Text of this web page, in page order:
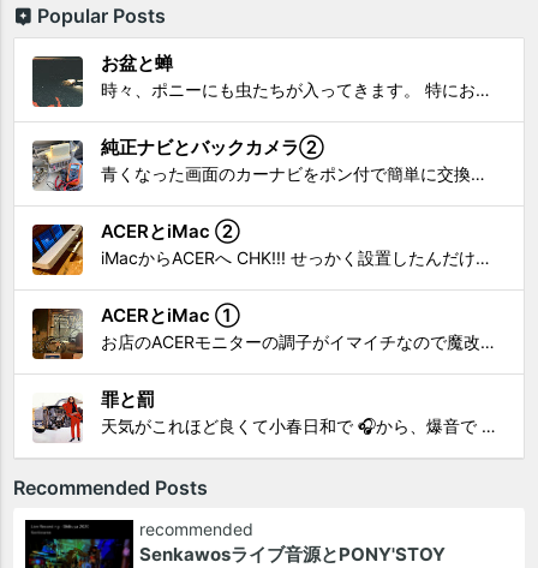
Popular Posts
お盆と蝉
時々、ポニーにも虫たちが入ってきます。 特にお盆の頃はどの虫かと気になり探してしまう。 今まではキリギリスやすいっちょん、今思えば今年は蝉だったのかな。
純正ナビとバックカメラ②
青くなった画面のカーナビをポン付で簡単に交換、出来ると思っていたら意外と闇多め!!!なDAY①から続く今回は、DAY②。 テスターで調べてみたのだが、結果的にバックカメラからナビ裏まで来てる、配線を見つけることが出来なかった前回。気付けば闇w。 さてさて、この頃のDVDナビ的なT...
ACERとiMac ②
iMacからACERへ CHK!!! せっかく設置したんだけど〜 画面が真っ暗じゃしょうがないわな。 元のACERモニターを再度、設置🔥 画面のチラツキ、乱れなど不具合、多めですが 見れないより良い。 iMacへ繋いだ時、疑問があった。 せっかくの解像度を生かしてないこと。 2...
ACERとiMac ①
お店のACERモニターの調子がイマイチなので魔改造したiMacと入れ替え 外は豪雨、何処へも行かない火曜。 コツコツ作業スタートです!!! CHK!!! 何年かぶりにモニターを降ろした。 配線がぐちゃぐちゃ😂 要らないケーブルなど、使っていない部材などなど片付けて、拭き掃除w。...
罪と罰
天気がこれほど良くて小春日和で 🎧から、爆音で この曲しかない。 ループ・リピート再生。 CHK!!! ちなみに自分。 60歳になったら、この色でW114 乗っていたいですね。 罪と罰 PV このミュージック・ビデオ「罪と罰」は"自分のクルマを切る"というコ...
Recommended Posts
recommended
Senkawosライブ音源とPONY'STOY